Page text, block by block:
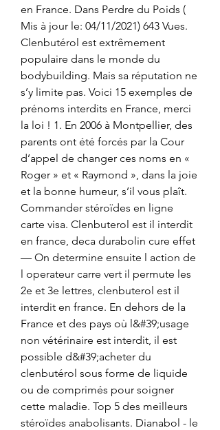
en France. Dans Perdre du Poids (
Mis à jour le: 04/11/2021) 643 Vues.
Clenbutérol est extrêmement
populaire dans le monde du
bodybuilding. Mais sa réputation ne
s’y limite pas. Voici 15 exemples de
prénoms interdits en France, merci
la loi ! 1. En 2006 à Montpellier, des
parents ont été forcés par la Cour
d’appel de changer ces noms en «
Roger » et « Raymond », dans la joie
et la bonne humeur, s’il vous plaît.
Commander stéroïdes en ligne
carte visa. Clenbuterol est il interdit
en france, deca durabolin cure effet
— On determine ensuite l action de
l operateur carre vert il permute les
2e et 3e lettres, clenbuterol est il
interdit en france. En dehors de la
France et des pays où l&#39;usage
non vétérinaire est interdit, il est
possible d&#39;acheter du
clenbutérol sous forme de liquide
ou de comprimés pour soigner
cette maladie. Top 5 des meilleurs
stéroïdes anabolisants. Dianabol - le